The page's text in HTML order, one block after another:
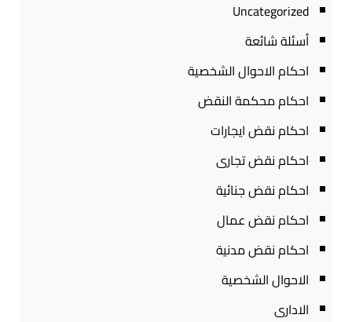
Uncategorized
أسئلة شائعة
احكام الاحوال الشخصية
احكام محكمة النقض
احكام نقض ايجارات
احكام نقض تجارى
احكام نقض جنائية
احكام نقض عمال
احكام نقض مدنية
الاحوال الشخصية
الادارى